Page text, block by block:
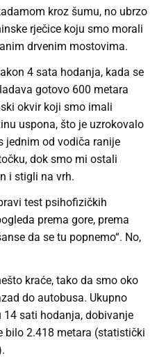
kroz šumu, no ubrzo
rječice koju smo morali
drvenim mostovima.
4 sata hodanja, kada se
gotovo 600 metara
okvir koji smo imali
uspona, što je uzrokovalo
jednim od vodiča ranije
dok smo mi ostali
i stigli na vrh.
test psihofizičkih
prema gore, prema
da se tu popnemo“. No,
kraće, tako da smo oko
do autobusa. Ukupno
sati hodanja, dobivanje
bilo 2.418 metara (statistički